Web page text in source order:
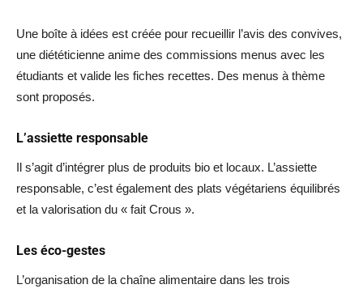
Une boîte à idées est créée pour recueillir l’avis des convives,
une diététicienne anime des commissions menus avec les
étudiants et valide les fiches recettes. Des menus à thème
sont proposés.
L’assiette responsable
Il s’agit d’intégrer plus de produits bio et locaux. L’assiette
responsable, c’est également des plats végétariens équilibrés
et la valorisation du « fait Crous ».
Les éco-gestes
L’organisation de la chaîne alimentaire dans les trois